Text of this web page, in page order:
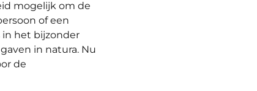
mogelijk om de
of een
in het bijzonder
in natura. Nu
de